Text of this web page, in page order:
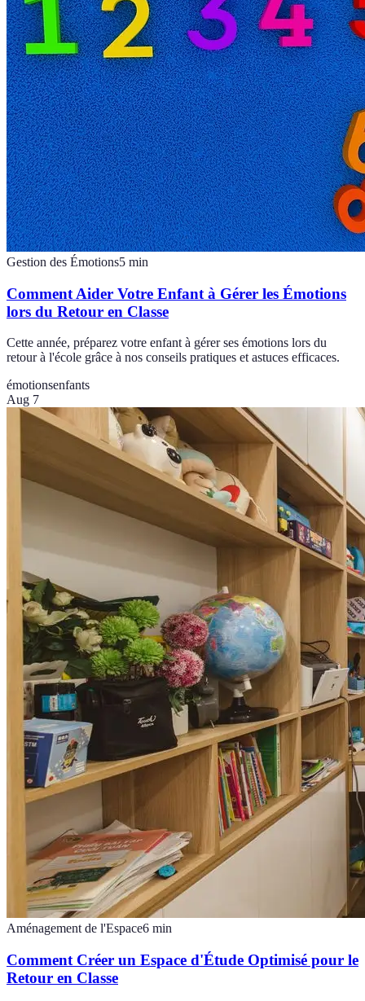
Gestion des Émotions5 min
Comment Aider Votre Enfant à Gérer les Émotions
lors du Retour en Classe
Cette année, préparez votre enfant à gérer ses émotions lors du
retour à l'école grâce à nos conseils pratiques et astuces efficaces.
émotionsenfants
Aug 7
Aménagement de l'Espace6 min
Comment Créer un Espace d'Étude Optimisé pour le
Retour en Classe